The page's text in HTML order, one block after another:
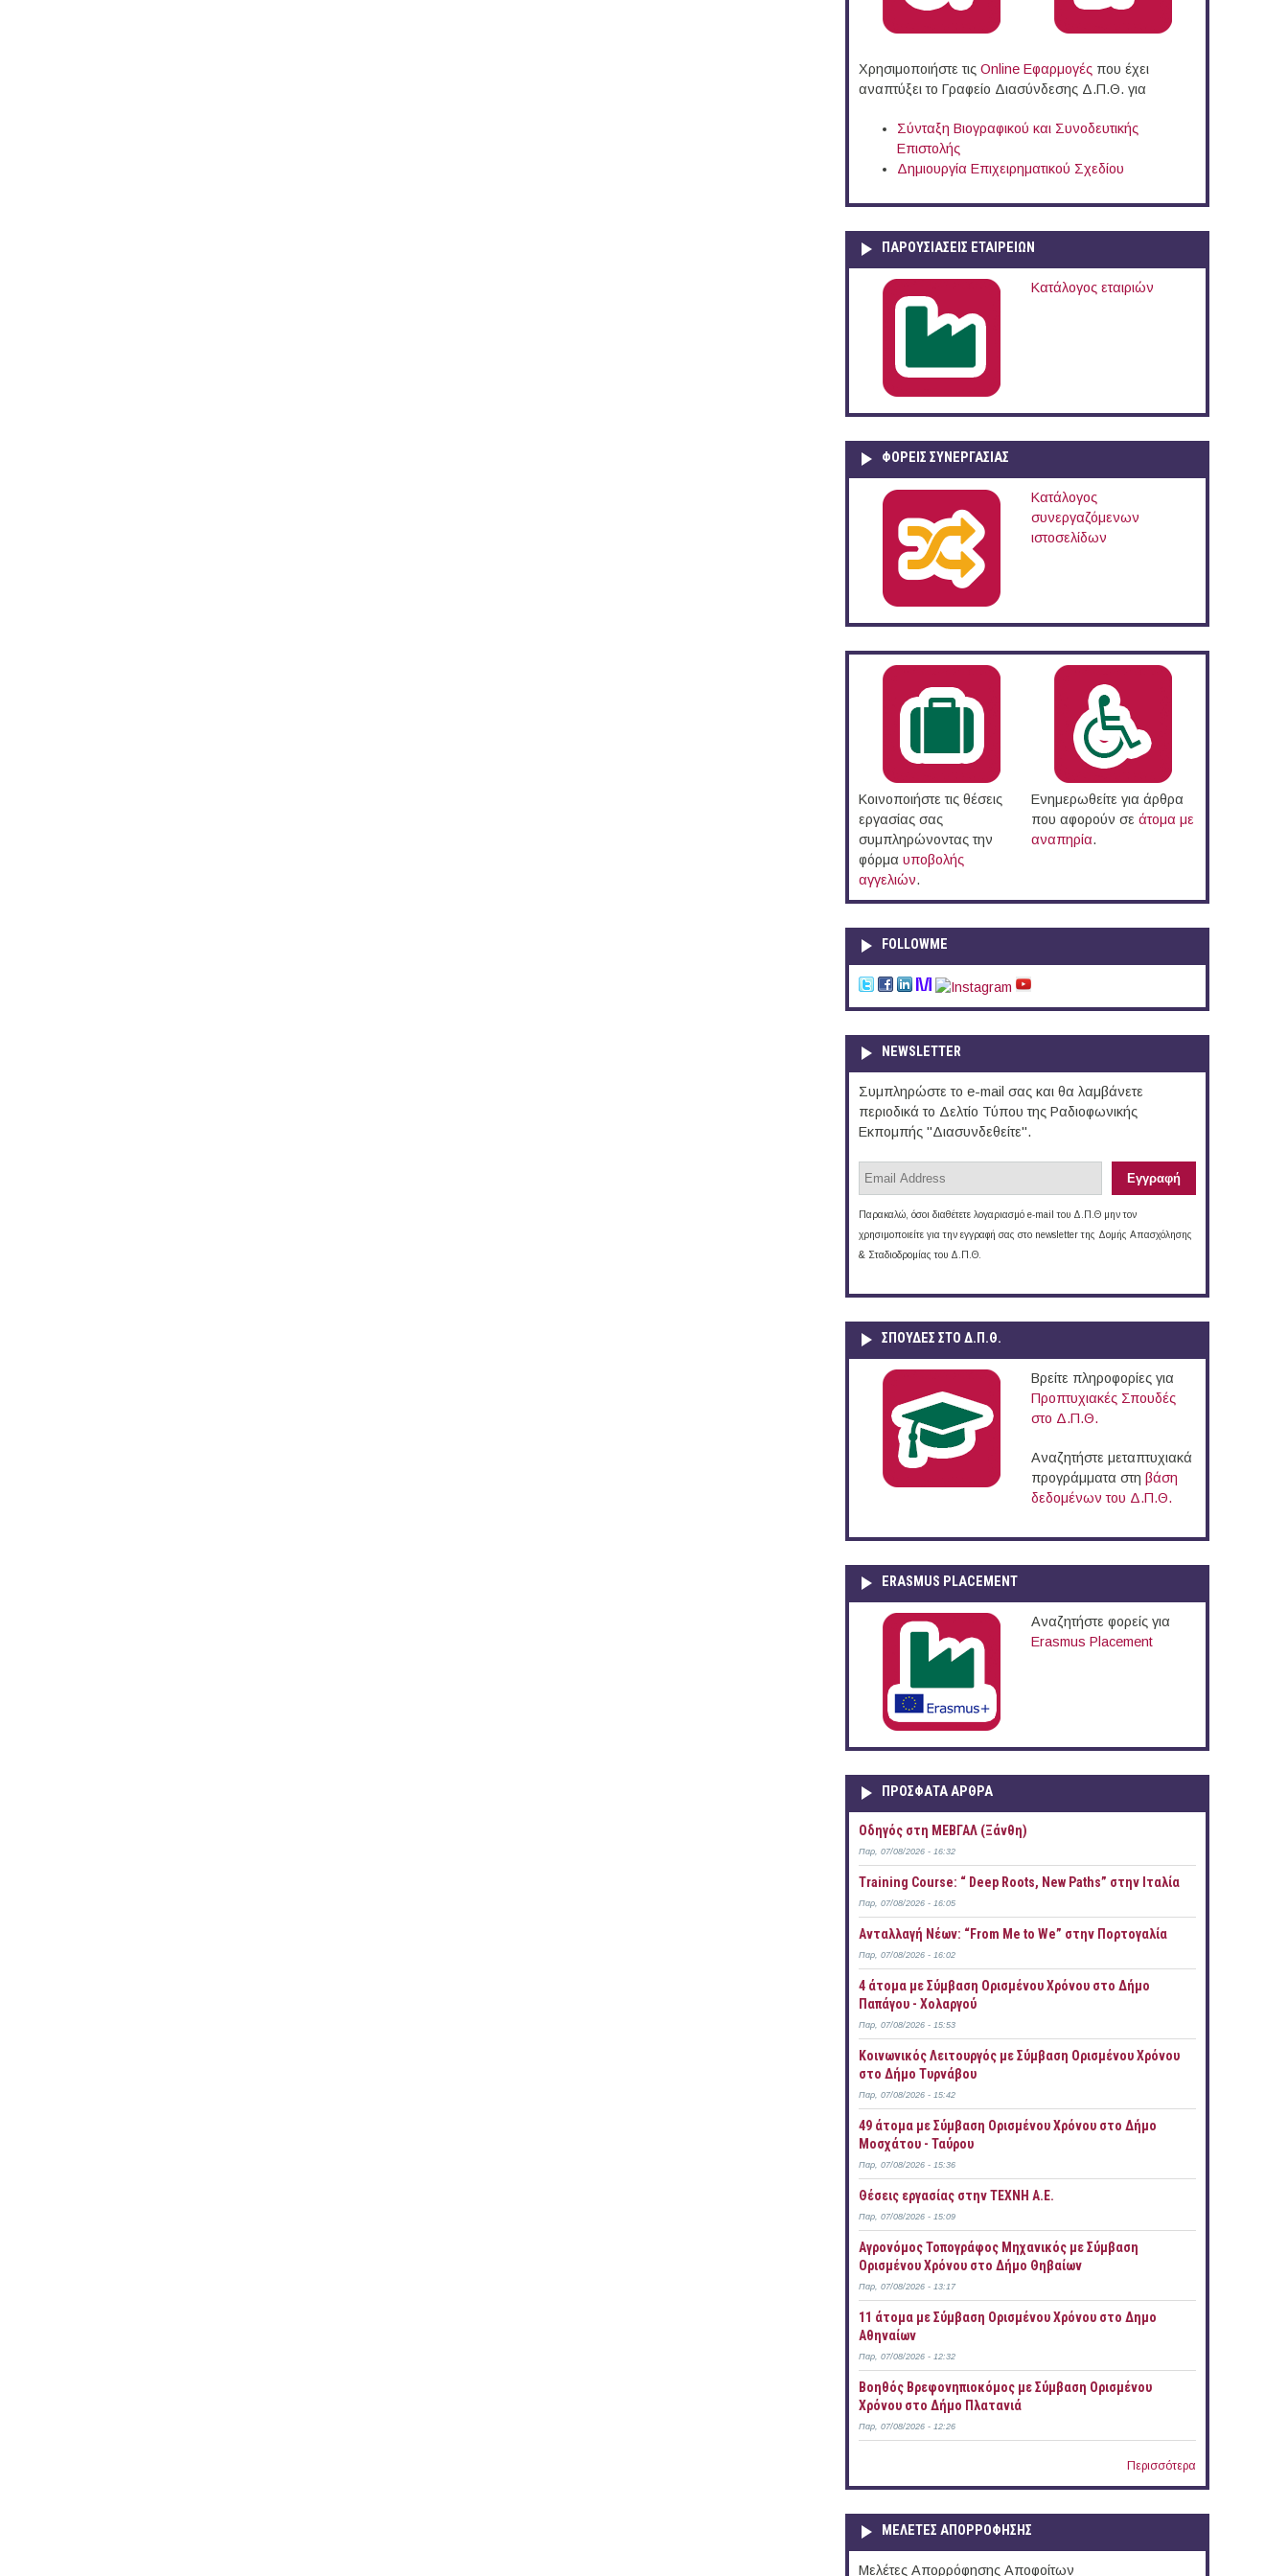
Χρησιμοποιήστε τις Online Eφαρμογές που έχει
αναπτύξει το Γραφείο Διασύνδεσης Δ.Π.Θ. για
Σύνταξη Βιογραφικού και Συνοδευτικής
Επιστολής
Δημιουργία Επιχειρηματικού Σχεδίου
ΠΑΡΟΥΣΙΆΣΕΙΣ ΕΤΑΙΡΕΙΏΝ
Κατάλογος εταιριών
ΦΟΡΕΙΣ ΣΥΝΕΡΓΑΣΙΑΣ
Κατάλογος
συνεργαζόμενων
ιστοσελίδων
Κοινοποιήστε τις θέσεις
εργασίας σας
συμπληρώνοντας την
φόρμα υποβολής
αγγελιών.
Ενημερωθείτε για άρθρα
που αφορούν σε άτομα με
αναπηρία.
FOLLOWME
NEWSLETTER
Συμπληρώστε το e-mail σας και θα λαμβάνετε
περιοδικά το Δελτίο Τύπου της Ραδιοφωνικής
Εκπομπής "Διασυνδεθείτε".
Παρακαλώ, όσοι διαθέτετε λογαριασμό e-mail του Δ.Π.Θ μην τον
χρησιμοποιείτε για την εγγραφή σας στο newsletter της Δομής Απασχόλησης
& Σταδιοδρομίας του Δ.Π.Θ.
ΣΠΟΥΔΈΣ ΣΤΟ Δ.Π.Θ.
Βρείτε πληροφορίες για
Προπτυχιακές Σπουδές
στο Δ.Π.Θ.
Αναζητήστε μεταπτυχιακά
προγράμματα στη βάση
δεδομένων του Δ.Π.Θ.
ERASMUS PLACEMENT
Αναζητήστε φορείς για
Erasmus Placement
ΠΡOΣΦΑΤΑ AΡΘΡΑ
Οδηγός στη ΜΕΒΓΑΛ (Ξάνθη)
Παρ, 07/08/2026 - 16:32
Training Course: “ Deep Roots, New Paths” στην Ιταλία
Παρ, 07/08/2026 - 16:05
Ανταλλαγή Νέων: “From Me to We” στην Πορτογαλία
Παρ, 07/08/2026 - 16:02
4 άτομα με Σύμβαση Ορισμένου Χρόνου στο Δήμο
Παπάγου - Χολαργού
Παρ, 07/08/2026 - 15:53
Κοινωνικός Λειτουργός με Σύμβαση Ορισμένου Χρόνου
στο Δήμο Τυρνάβου
Παρ, 07/08/2026 - 15:42
49 άτομα με Σύμβαση Ορισμένου Χρόνου στο Δήμο
Μοσχάτου - Ταύρου
Παρ, 07/08/2026 - 15:36
Θέσεις εργασίας στην ΤΕΧΝΗ Α.Ε.
Παρ, 07/08/2026 - 15:09
Αγρονόμος Τοπογράφος Μηχανικός με Σύμβαση
Ορισμένου Χρόνου στο Δήμο Θηβαίων
Παρ, 07/08/2026 - 13:17
11 άτομα με Σύμβαση Ορισμένου Χρόνου στο Δημο
Αθηναίων
Παρ, 07/08/2026 - 12:32
Βοηθός Βρεφονηπιοκόμος με Σύμβαση Ορισμένου
Χρόνου στο Δήμο Πλατανιά
Παρ, 07/08/2026 - 12:26
Περισσότερα
ΜΕΛΕΤΕΣ ΑΠΟΡΡΟΦΗΣΗΣ
Μελέτες Απορρόφησης Αποφοίτων